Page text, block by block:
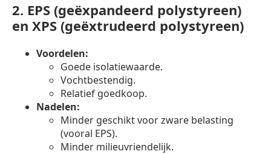
2. EPS (geëxpandeerd polystyreen)
en XPS (geëxtrudeerd polystyreen)
Voordelen:
Goede isolatiewaarde.
Vochtbestendig.
Relatief goedkoop.
Nadelen:
Minder geschikt voor zware belasting
(vooral EPS).
Minder milieuvriendelijk.